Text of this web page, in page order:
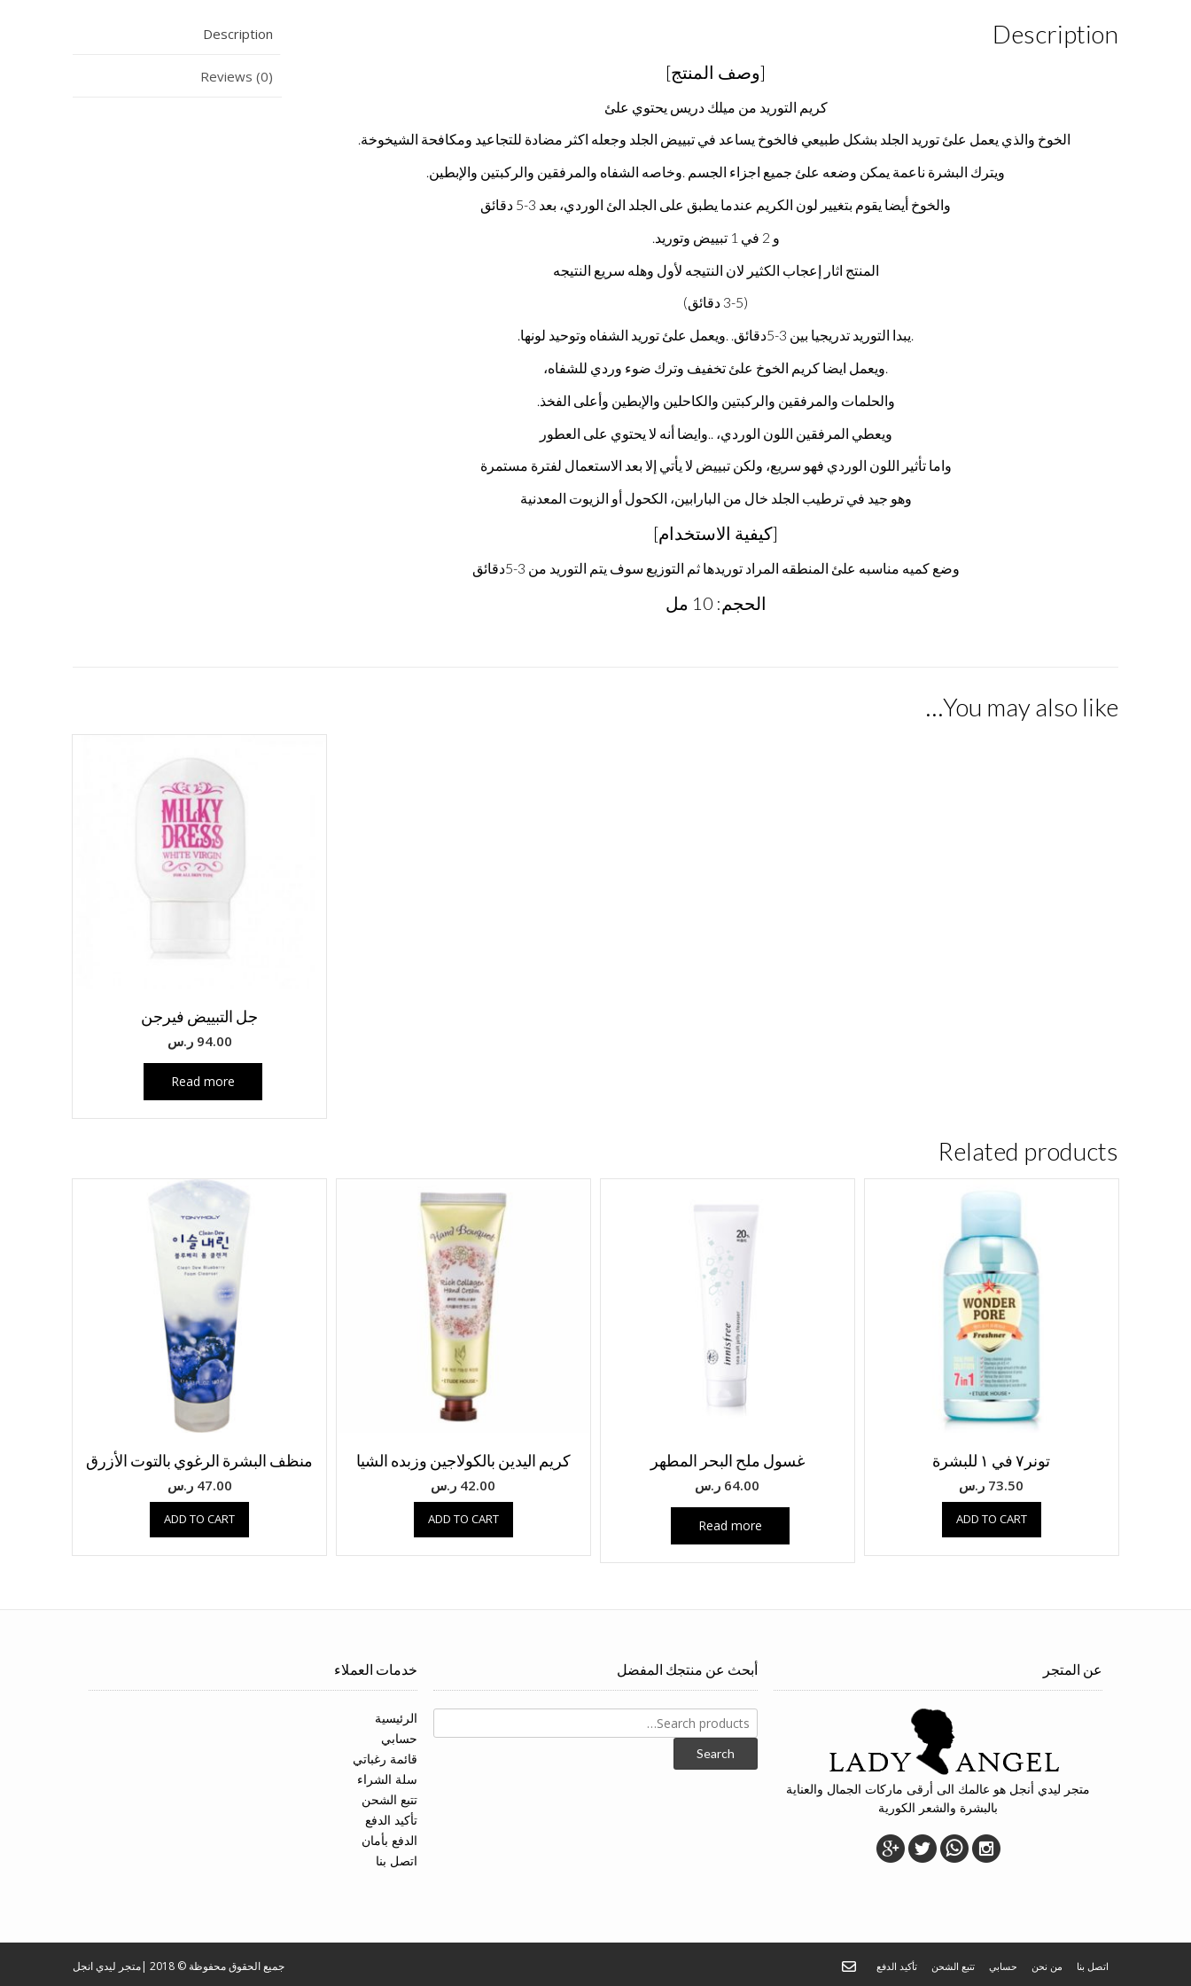
Description
Reviews (0)
Description
[وصف المنتج]
كريم التوريد من ميلك دريس يحتوي علئ
الخوخ والذي يعمل علئ توريد الجلد بشكل طبيعي فالخوخ يساعد في تبييض الجلد وجعله اكثر مضادة للتجاعيد ومكافحة الشيخوخة.
ويترك البشرة ناعمة يمكن وضعه علئ جميع اجزاء الجسم .وخاصه الشفاه والمرفقين والركبتين والإبطين.
والخوخ أيضا يقوم بتغيير لون الكريم عندما يطبق على الجلد الئ الوردي، بعد 3-5 دقائق
و 2 في 1 تبييض وتوريد.
المنتج اثار إعجاب الكثير لان النتيجه لأول وهله سريع النتيجه
(3-5 دقائق)
.يبدا التوريد تدريجيا بين 3-5دقائق. .ويعمل علئ توريد الشفاه وتوحيد لونها.
.ويعمل ايضا كريم الخوخ علئ تخفيف وترك ضوء وردي للشفاه،
والحلمات والمرفقين والركبتين والكاحلين والإبطين وأعلى الفخذ.
ويعطي المرفقين اللون الوردي، ..وايضا أنه لا يحتوي على العطور
واما تأثير اللون الوردي فهو سريع، ولكن تبييض لا يأتي إلا بعد الاستعمال لفترة مستمرة
وهو جيد في ترطيب الجلد خال من البارابين، الكحول أو الزيوت المعدنية
[كيفية الاستخدام]
وضع كميه مناسبه علئ المنطقه المراد توريدها ثم التوزيع سوف يتم التوريد من 3-5دقائق
الحجم: 10 مل
You may also like…
جل التبييض فيرجن
94.00 ر.س
Read more
Related products
منظف البشرة الرغوي بالتوت الأزرق
47.00 ر.س
ADD TO CART
كريم اليدين بالكولاجين وزبده الشيا
42.00 ر.س
ADD TO CART
غسول ملح البحر المطهر
64.00 ر.س
Read more
تونر٧ في ١ للبشرة
73.50 ر.س
ADD TO CART
عن المتجر
متجر ليدي أنجل هو عالمك الى أرقى ماركات الجمال والعناية
بالبشرة والشعر الكورية
أبحث عن منتجك المفضل
Search
for:
Search
خدمات العملاء
الرئيسية
حسابي
قائمة رغباتي
سلة الشراء
تتبع الشحن
تأكيد الدفع
الدفع بأمان
اتصل بنا
جميع الحقوق محفوظة © 2018 |متجر ليدي انجل اتصل بنا من نحن حسابي تتبع الشحن تأكيد الدفع